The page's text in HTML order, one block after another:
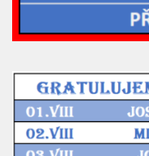
Hráči
Realizační tým
Historie MB
Zápasy MB 2025/26
Zápasy MB 2024/25